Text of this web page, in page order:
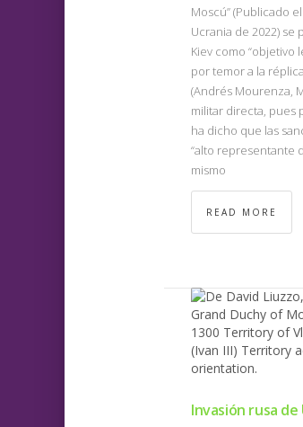
Moscú” (Publicado
Ucrania de 2022)
Kiev como “objetivo
por temor a la
(Andrés Mourenza,
militar directa, pues
ha dicho que las
“alto representante
mismo
READ MORE
Invasión rusa de